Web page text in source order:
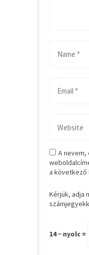
A nevem,
a következő
Kérjük, adja
14 − nyolc =